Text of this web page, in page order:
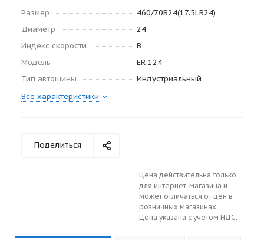
Размер
460/70R24(17.5LR24)
Диаметр
24
Индекс скорости
В
Модель
ER-124
Тип автошины
Индустриальный
Все характеристики
Поделиться
Цена действительна только
для интернет-магазина и
может отличаться от цен в
розничных магазинах
Цена указана с учетом НДС.